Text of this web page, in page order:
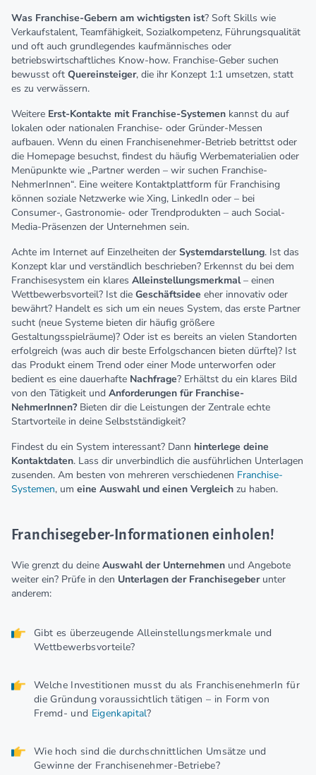
Was Franchise-Gebern am wichtigsten ist? Soft Skills wie
Verkaufstalent, Teamfähigkeit, Sozialkompetenz, Führungsqualität
und oft auch grundlegendes kaufmännisches oder
betriebswirtschaftliches Know-how. Franchise-Geber suchen
bewusst oft Quereinsteiger, die ihr Konzept 1:1 umsetzen, statt
es zu verwässern.
Weitere Erst-Kontakte mit Franchise-Systemen kannst du auf
lokalen oder nationalen Franchise- oder Gründer-Messen
aufbauen. Wenn du einen Franchisenehmer-Betrieb betrittst oder
die Homepage besuchst, findest du häufig Werbematerialien oder
Menüpunkte wie „Partner werden – wir suchen Franchise-
NehmerInnen“. Eine weitere Kontaktplattform für Franchising
können soziale Netzwerke wie Xing, LinkedIn oder – bei
Consumer-, Gastronomie- oder Trendprodukten – auch Social-
Media-Präsenzen der Unternehmen sein.
Achte im Internet auf Einzelheiten der Systemdarstellung. Ist das
Konzept klar und verständlich beschrieben? Erkennst du bei dem
Franchisesystem ein klares Alleinstellungsmerkmal– einen
Wettbewerbsvorteil? Ist die Geschäftsidee eher innovativ oder
bewährt? Handelt es sich um ein neues System, das erste Partner
sucht (neue Systeme bieten dir häufig größere
Gestaltungsspielräume)? Oder ist es bereits an vielen Standorten
erfolgreich (was auch dir beste Erfolgschancen bieten dürfte)? Ist
das Produkt einem Trend oder einer Mode unterworfen oder
bedient es eine dauerhafte Nachfrage? Erhältst du ein klares Bild
von den Tätigkeit und Anforderungen für Franchise-
NehmerInnen?Bieten dir die Leistungen der Zentrale echte
Startvorteile in deine Selbstständigkeit?
Findest du ein System interessant? Dann hinterlege deine
Kontaktdaten. Lass dir unverbindlich die ausführlichen Unterlagen
zusenden. Am besten von mehreren verschiedenen Franchise-
Systemen, um eine Auswahl und einen Vergleich zu haben.
Franchisegeber-Informationen einholen!
Wie grenzt du deine Auswahl der Unternehmen und Angebote
weiter ein? Prüfe in den Unterlagen der Franchisegeberunter
anderem:
Gibt es überzeugende Alleinstellungsmerkmale und
Wettbewerbsvorteile?
Welche Investitionen musst du als FranchisenehmerIn für
die Gründung voraussichtlich tätigen – in Form von
Fremd- und Eigenkapital?
Wie hoch sind die durchschnittlichen Umsätze und
Gewinne der Franchisenehmer-Betriebe?